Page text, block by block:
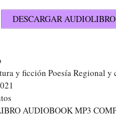
DESCARGAR
y ficción Poesía Regional y
AUDIOBOOK MP3